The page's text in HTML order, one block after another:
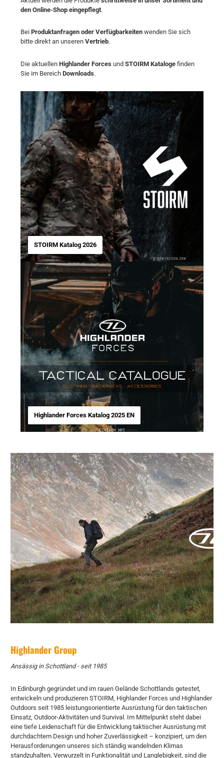
den Online-Shop eingepflegt.
Bei Produktanfragen oder Verfügbarkeiten wenden Sie sich
bitte direkt an unseren Vertrieb.
Die aktuellen Highlander Forces und STOIRM Kataloge finden
Sie im Bereich Downloads.
STOIRM Katalog 2026
Highlander Forces Katalog 2025 EN
Highlander Group
Ansässig in Schottland - seit 1985
In Edinburgh gegründet und im rauen Gelände Schottlands getestet,
entwickeln und produzieren STOIRM, Highlander Forces und Highlander
Outdoors seit 1985 leistungsorientierte Ausrüstung für den taktischen
Einsatz, Outdoor-Aktivitäten und Survival. Im Mittelpunkt steht dabei
eine tiefe Leidenschaft für die Entwicklung taktischer Ausrüstung mit
durchdachtem Design und hoher Zuverlässigkeit – konzipiert, um den
Herausforderungen unseres sich ständig wandelnden Klimas
standzuhalten. Verwurzelt in Funktionalität und Langlebigkeit, sind die